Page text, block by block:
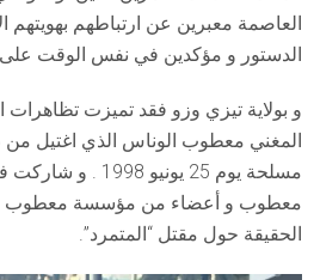
العاصمة معبرين عن ارتباطهم بهويتهم
الدستور و مؤكدين في نفس الوقت
و بولاية تيزي وزو فقد تميزت تظاهرات
المغني معطوب الوناس الذي اغتيل
مسلحة يوم 25
معطوب و أعضاء من مؤسسة معطوب
الحقيقة حول مقتل “المتمرد”.